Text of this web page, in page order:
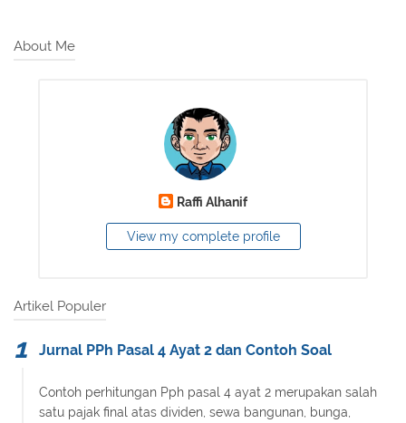
About Me
Raffi Alhanif
View my complete profile
Artikel Populer
Jurnal PPh Pasal 4 Ayat 2 dan Contoh Soal
Contoh perhitungan Pph pasal 4 ayat 2 merupakan salah
satu pajak final atas dividen, sewa bangunan, bunga,